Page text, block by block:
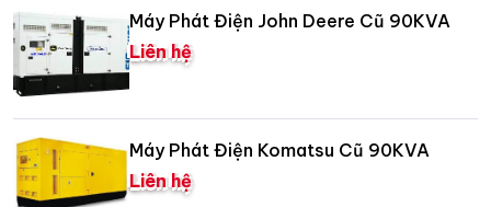
Máy Phát Điện John Deere Cũ 90KVA
Liên hệ
Máy Phát Điện Komatsu Cũ 90KVA
Liên hệ